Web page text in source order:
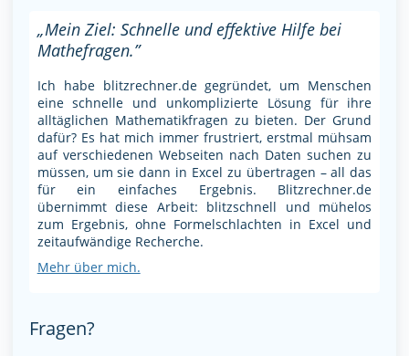
„Mein Ziel: Schnelle und effektive Hilfe bei
Mathefragen.”
Ich habe blitzrechner.de gegründet, um Menschen
eine schnelle und unkomplizierte Lösung für ihre
alltäglichen Mathematikfragen zu bieten. Der Grund
dafür? Es hat mich immer frustriert, erstmal mühsam
auf verschiedenen Webseiten nach Daten suchen zu
müssen, um sie dann in Excel zu übertragen – all das
für ein einfaches Ergebnis. Blitzrechner.de
übernimmt diese Arbeit: blitzschnell und mühelos
zum Ergebnis, ohne Formelschlachten in Excel und
zeitaufwändige Recherche.
Mehr über mich.
Fragen?